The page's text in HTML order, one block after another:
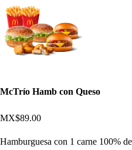
McTrío Hamb con Queso
MX$89.00
Hamburguesa con 1 carne 100%